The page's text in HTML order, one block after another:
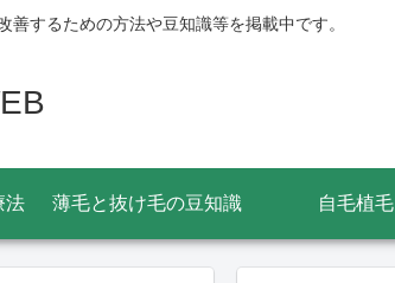
するための方法や豆知識等を掲載中です。
法 薄毛と抜け毛の豆知識 自毛植毛